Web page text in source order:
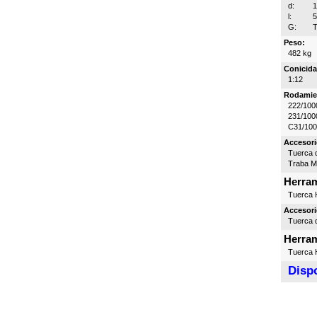
d:
l:
G:
Peso:
482 kg
1:12
222/
231/
C31/
Tuerca
Traba
Tuerca
Tuerca
Tuerca